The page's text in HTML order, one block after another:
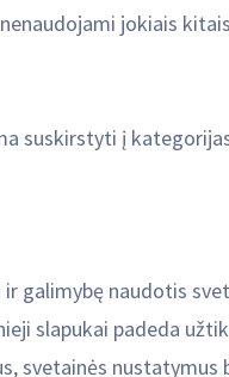
jokiais
suskirstyti į
galimybę naudotis
slapukai padeda
svetainės